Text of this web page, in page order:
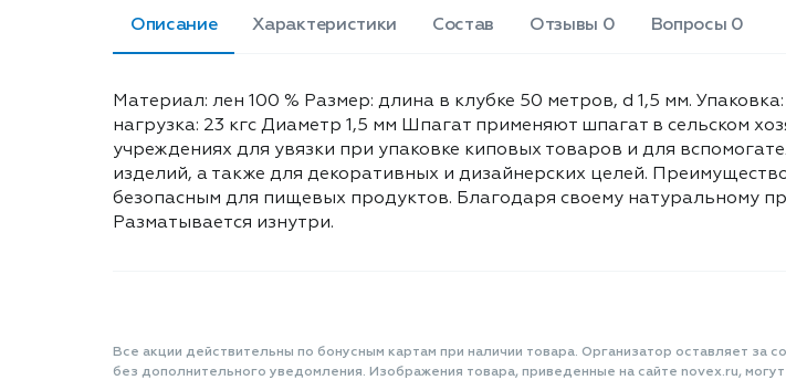
Описание Характеристики Состав Отзывы 0 Вопросы 0
Материал: лен 100 % Размер: длина в клубке 50 метров, d 1,5 мм.
нагрузка: 23 кгс Диаметр 1,5 мм Шпагат применяют шпагат в сельском
учреждениях для увязки при упаковке киповых товаров и для
изделий, а также для декоративных и дизайнерских целей.
безопасным для пищевых продуктов. Благодаря своему натуральному
Разматывается изнутри.
Все акции действительны по бонусным картам при наличии товара. Организатор оставляет
без дополнительного уведомления. Изображения товара, приведенные на сайте novex.ru,